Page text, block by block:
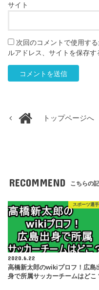
サイト
次回のコメントで使用す
ルアドレス、サイトを保存す
トップページへ
RECOMMEND こちらの
スポーツ選手
2020.6.22
高橋新太郎のwikiプロフ！広島
身で所属サッカーチームはどこ